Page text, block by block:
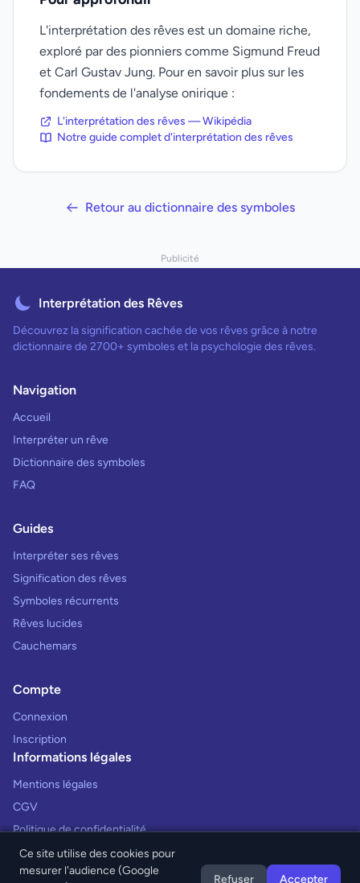
L'interprétation des rêves est un domaine riche,
exploré par des pionniers comme Sigmund Freud
et Carl Gustav Jung. Pour en savoir plus sur les
fondements de l'analyse onirique :
L'interprétation des rêves — Wikipédia
Notre guide complet d'interprétation des rêves
Retour au dictionnaire des symboles
Publicité
Interprétation des Rêves
Découvrez la signification cachée de vos rêves grâce à notre
dictionnaire de 2700+ symboles et la psychologie des rêves.
Navigation
Accueil
Interpréter un rêve
Dictionnaire des symboles
FAQ
Guides
Interpréter ses rêves
Signification des rêves
Symboles récurrents
Rêves lucides
Cauchemars
Compte
Connexion
Inscription
Informations légales
Mentions légales
CGV
Politique de confidentialité
Ce site utilise des cookies pour
mesurer l'audience (Google
Refuser Accepter